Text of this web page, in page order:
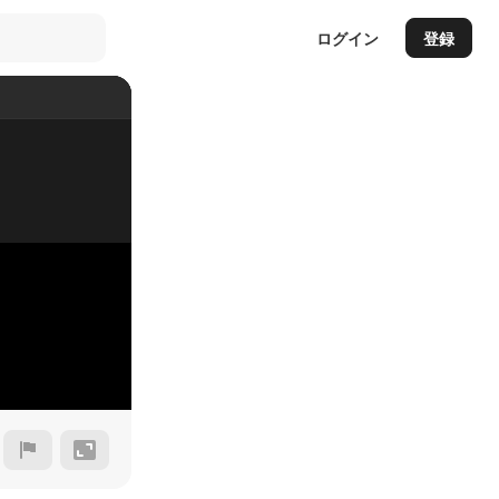
ログイン 登録